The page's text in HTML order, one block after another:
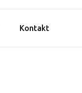
Kontakt